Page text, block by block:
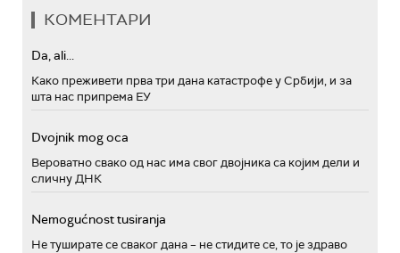
КОМЕНТАРИ
Da, ali...
Како преживети прва три дана катастрофе у Србији, и за
шта нас припрема ЕУ
Dvojnik mog oca
Вероватно свако од нас има свог двојника са којим дели и
сличну ДНК
Nemogućnost tusiranja
Не туширате се сваког дана – не стидите се, то је здраво